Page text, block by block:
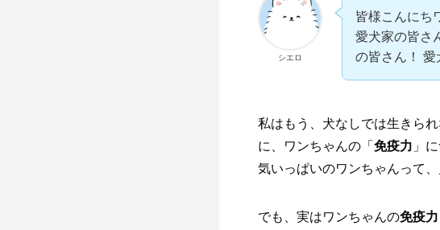
シエロ
皆様こんにち
愛犬家の皆さ
の皆さん！ 愛
私はもう、犬なしでは生きら
に、ワンちゃんの「 免疫力 」
気いっぱいのワンちゃんって
でも、実はワンちゃんの免疫力